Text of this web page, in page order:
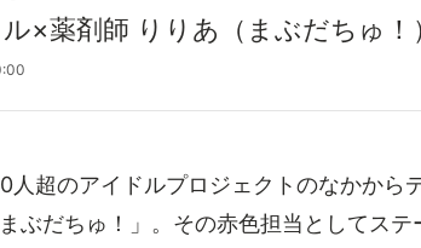
×薬剤師 りりあ（まぶだちゅ！
人超のアイドルプロジェクトのなかから
まぶだちゅ！」。その赤色担当としてス